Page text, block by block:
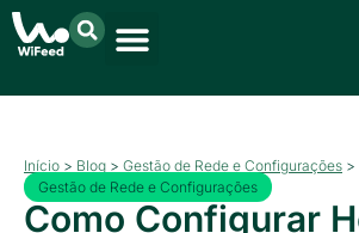
Início > Blog > Gestão de Rede e Configurações >
Gestão de Rede e Configurações
Como Configurar